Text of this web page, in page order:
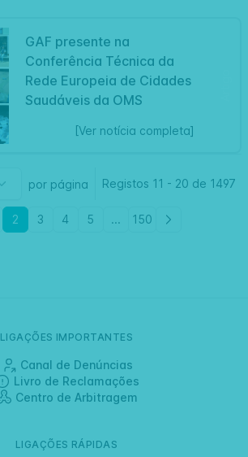
GAF presente na
Conferência Técnica da
Rede Europeia de Cidades
Saudáveis da OMS
[Ver notícia completa]
por página Registos 11 - 20 de 1497
2 3 4 5 ... 150
LIGAÇÕES IMPORTANTES
Canal de Denúncias
Livro de Reclamações
Centro de Arbitragem
LIGAÇÕES RÁPIDAS